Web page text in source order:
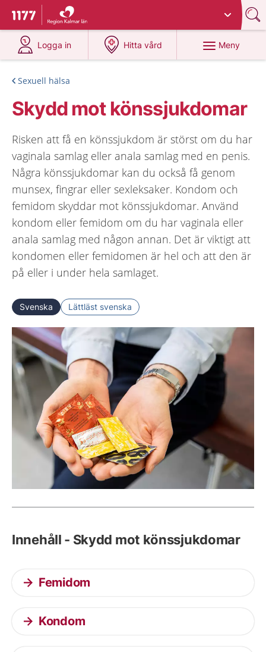
Till startsidan för 1177
Du har valt region
Logga in
på 1177.se
Hitta vård
på 1177.se
Meny
Sexuell hälsa
Skydd mot könssjukdomar
Risken att få en könssjukdom är störst om du har
vaginala samlag eller anala samlag med en penis.
Några könssjukdomar kan du också få genom
munsex, fingrar eller sexleksaker. Kondom och
femidom skyddar mot könssjukdomar. Använd
kondom eller femidom om du har vaginala eller
anala samlag med någon annan. Det är viktigt att
kondomen eller femidomen är hel och att den är
på eller i under hela samlaget.
Svenska Lättläst svenska
Innehåll - Skydd mot könssjukdomar
Femidom
Kondom